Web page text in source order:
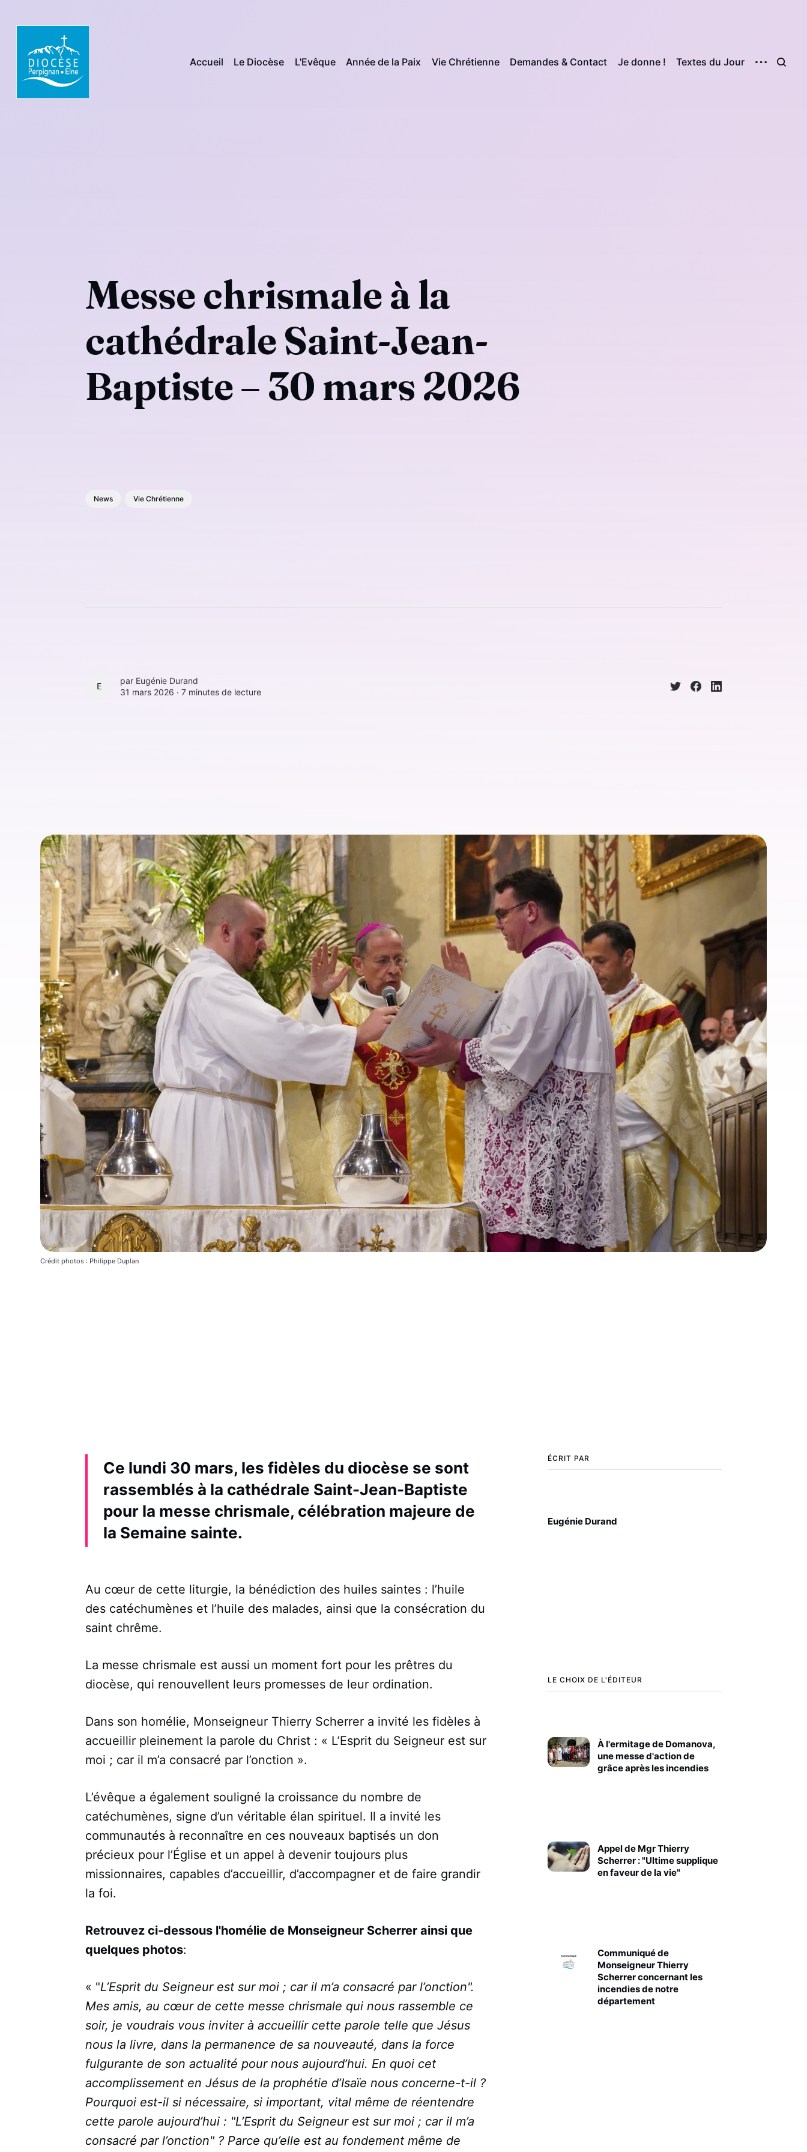
Accueil Le Diocèse L'Evêque Année de la Paix Vie Chrétienne Demandes & Contact Je donne ! Textes du Jour
Messe chrismale à la
cathédrale Saint-Jean-
Baptiste – 30 mars 2026
News Vie Chrétienne
EUGÉNIE DURAND
par Eugénie Durand
31 mars 2026 ∙ 7 minutes de lecture
Crédit photos : Philippe Duplan
ÉCRIT PAR
Eugénie Durand
LE CHOIX DE L'ÉDITEUR
À l'ermitage de Domanova,
une messe d'action de
grâce après les incendies
Appel de Mgr Thierry
Scherrer : "Ultime supplique
en faveur de la vie"
Communiqué de
Monseigneur Thierry
Scherrer concernant les
incendies de notre
département
Ce lundi 30 mars, les fidèles du diocèse se sont
rassemblés à la cathédrale Saint-Jean-Baptiste
pour la messe chrismale, célébration majeure de
la Semaine sainte.
Au cœur de cette liturgie, la bénédiction des huiles saintes : l’huile
des catéchumènes et l’huile des malades, ainsi que la consécration du
saint chrême.
La messe chrismale est aussi un moment fort pour les prêtres du
diocèse, qui renouvellent leurs promesses de leur ordination.
Dans son homélie, Monseigneur Thierry Scherrer a invité les fidèles à
accueillir pleinement la parole du Christ : « L’Esprit du Seigneur est sur
moi ; car il m’a consacré par l’onction ».
L’évêque a également souligné la croissance du nombre de
catéchumènes, signe d’un véritable élan spirituel. Il a invité les
communautés à reconnaître en ces nouveaux baptisés un don
précieux pour l’Église et un appel à devenir toujours plus
missionnaires, capables d’accueillir, d’accompagner et de faire grandir
la foi.
Retrouvez ci-dessous l'homélie de Monseigneur Scherrer ainsi que
quelques photos:
« "L’Esprit du Seigneur est sur moi ; car il m’a consacré par l’onction".
Mes amis, au cœur de cette messe chrismale qui nous rassemble ce
soir, je voudrais vous inviter à accueillir cette parole telle que Jésus
nous la livre, dans la permanence de sa nouveauté, dans la force
fulgurante de son actualité pour nous aujourd’hui. En quoi cet
accomplissement en Jésus de la prophétie d’Isaïe nous concerne-t-il ?
Pourquoi est-il si nécessaire, si important, vital même de réentendre
cette parole aujourd’hui : "L’Esprit du Seigneur est sur moi ; car il m’a
consacré par l’onction" ? Parce qu’elle est au fondement même de